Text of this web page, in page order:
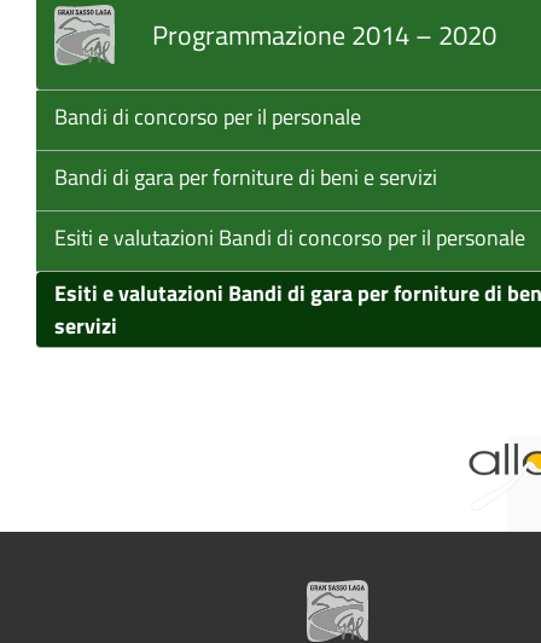
Programmazione 2014 – 2020
Bandi di concorso per il personale
Bandi di gara per forniture di beni e servizi
Esiti e valutazioni Bandi di concorso per il personale
Esiti e valutazioni Bandi di gara per forniture di
servizi